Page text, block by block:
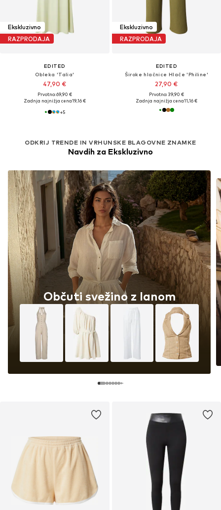
Ekskluzivno
RAZPRODAJA
EDITED
Obleka 'Talia'
47,90 €
Prvotno: 69,90 €
Zadnja najnižja cena19,16 €
+5
Ekskluzivno
RAZPRODAJA
EDITED
Široke hlačnice Hlače 'Philine'
27,90 €
Prvotno: 39,90 €
Zadnja najnižja cena11,16 €
ODKRIJ TRENDE IN VRHUNSKE BLAGOVNE ZNAMKE
Navdih za Ekskluzivno
Občuti svežino z lanom